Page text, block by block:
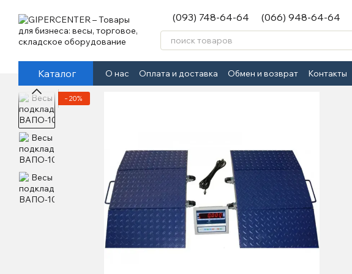
(093) 748-64-64 (066) 948-64-64
Каталог О нас Оплата и доставка Обмен и возврат Контакты
−20%